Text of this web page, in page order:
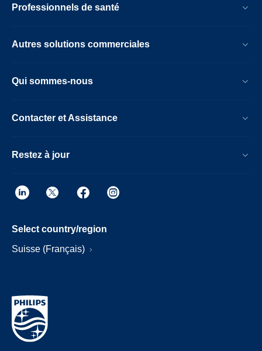
Professionnels de santé
Autres solutions commerciales
Qui sommes-nous
Contacter et Assistance
Restez à jour
Select country/region
Suisse (Français)